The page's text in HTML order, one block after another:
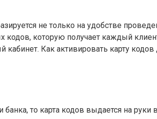
не только на удобстве
кодов, которую получает каждый
Как активировать карту
то карта кодов выдается на